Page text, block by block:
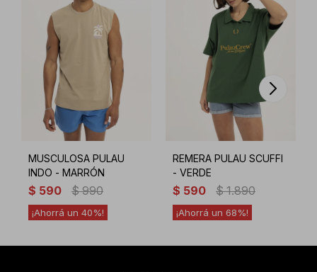
MUSCULOSA PULAU
INDO - MARRÓN
$ 590 $ 990
40
REMERA PULAU SCUFFI
- VERDE
$ 590 $ 1.890
68